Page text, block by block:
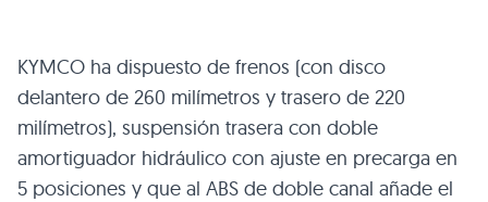
KYMCO ha dispuesto de frenos (con disco
delantero de 260 milímetros y trasero de 220
milímetros), suspensión trasera con doble
amortiguador hidráulico con ajuste en precarga en
5 posiciones y que al ABS de doble canal añade el